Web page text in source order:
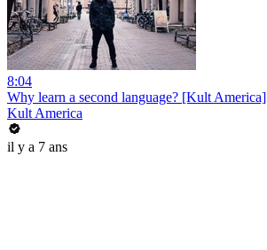
8:04
Why learn a second language? [Kult America]
Kult America
il y a 7 ans